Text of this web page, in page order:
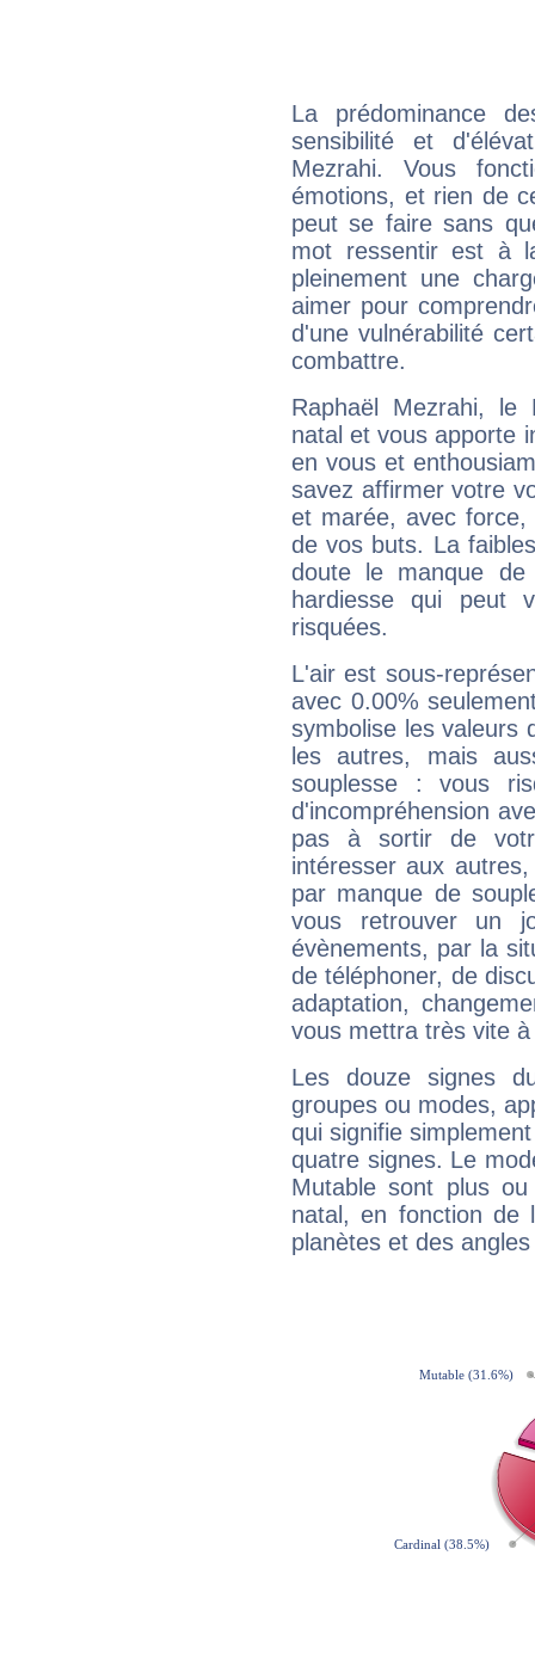
La prédominance
sensibilité et
Mezrahi. Vous
émotions, et rien de
peut se faire sans
mot ressentir est à
pleinement une
aimer pour
d'une vulnérabilité
combattre.
Raphaël Mezrahi, le
natal et vous apporte
en vous et
savez affirmer votre
et marée, avec
de vos buts. La
doute le manque
hardiesse qui peut
risquées.
L'air est sous-
avec 0.00%
symbolise les valeurs
les autres, mais
souplesse : vous
d'incompréhension
pas à sortir de
intéresser aux
par manque de
vous retrouver un
évènements, par la
de téléphoner, de
adaptation,
vous mettra très vite
Les douze signes
groupes ou modes,
qui signifie
quatre signes. Le
Mutable sont plus
natal, en fonction de
planètes et des